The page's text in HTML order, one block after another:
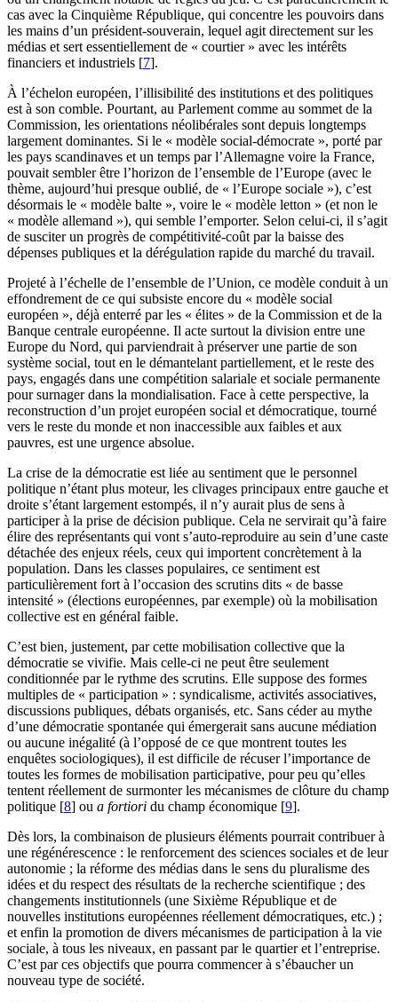
cas avec la Cinquième République, qui concentre les pouvoirs dans
les mains d’un président-souverain, lequel agit directement sur les
médias et sert essentiellement de « courtier » avec les intérêts
financiers et industriels [7].
À l’échelon européen, l’illisibilité des institutions et des politiques
est à son comble. Pourtant, au Parlement comme au sommet de la
Commission, les orientations néolibérales sont depuis longtemps
largement dominantes. Si le « modèle social-démocrate », porté par
les pays scandinaves et un temps par l’Allemagne voire la France,
pouvait sembler être l’horizon de l’ensemble de l’Europe (avec le
thème, aujourd’hui presque oublié, de « l’Europe sociale »), c’est
désormais le « modèle balte », voire le « modèle letton » (et non le
« modèle allemand »), qui semble l’emporter. Selon celui-ci, il s’agit
de susciter un progrès de compétitivité-coût par la baisse des
dépenses publiques et la dérégulation rapide du marché du travail.
Projeté à l’échelle de l’ensemble de l’Union, ce modèle conduit à un
effondrement de ce qui subsiste encore du « modèle social
européen », déjà enterré par les « élites » de la Commission et de la
Banque centrale européenne. Il acte surtout la division entre une
Europe du Nord, qui parviendrait à préserver une partie de son
système social, tout en le démantelant partiellement, et le reste des
pays, engagés dans une compétition salariale et sociale permanente
pour surnager dans la mondialisation. Face à cette perspective, la
reconstruction d’un projet européen social et démocratique, tourné
vers le reste du monde et non inaccessible aux faibles et aux
pauvres, est une urgence absolue.
La crise de la démocratie est liée au sentiment que le personnel
politique n’étant plus moteur, les clivages principaux entre gauche et
droite s’étant largement estompés, il n’y aurait plus de sens à
participer à la prise de décision publique. Cela ne servirait qu’à faire
élire des représentants qui vont s’auto-reproduire au sein d’une caste
détachée des enjeux réels, ceux qui importent concrètement à la
population. Dans les classes populaires, ce sentiment est
particulièrement fort à l’occasion des scrutins dits « de basse
intensité » (élections européennes, par exemple) où la mobilisation
collective est en général faible.
C’est bien, justement, par cette mobilisation collective que la
démocratie se vivifie. Mais celle-ci ne peut être seulement
conditionnée par le rythme des scrutins. Elle suppose des formes
multiples de « participation » : syndicalisme, activités associatives,
discussions publiques, débats organisés, etc. Sans céder au mythe
d’une démocratie spontanée qui émergerait sans aucune médiation
ou aucune inégalité (à l’opposé de ce que montrent toutes les
enquêtes sociologiques), il est difficile de récuser l’importance de
toutes les formes de mobilisation participative, pour peu qu’elles
tentent réellement de surmonter les mécanismes de clôture du champ
politique [8] ou a fortiori du champ économique [9].
Dès lors, la combinaison de plusieurs éléments pourrait contribuer à
une régénérescence : le renforcement des sciences sociales et de leur
autonomie ; la réforme des médias dans le sens du pluralisme des
idées et du respect des résultats de la recherche scientifique ; des
changements institutionnels (une Sixième République et de
nouvelles institutions européennes réellement démocratiques, etc.) ;
et enfin la promotion de divers mécanismes de participation à la vie
sociale, à tous les niveaux, en passant par le quartier et l’entreprise.
C’est par ces objectifs que pourra commencer à s’ébaucher un
nouveau type de société.